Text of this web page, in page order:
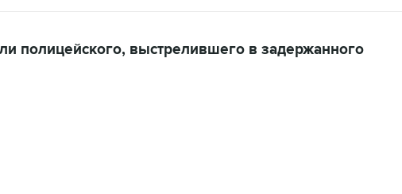
полицейского, выстрелившего в задержанного